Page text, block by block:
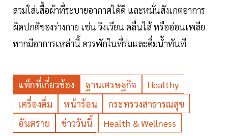
สวมใส่เสื้อผ้าที่ระบายอากาศได้ดี และหมั่นสังเกตอาการ
ผิดปกติของร่างกาย เช่น วิงเวียน คลื่นไส้ หรืออ่อนเพลีย
หากมีอาการเหล่านี้ ควรพักในที่ร่มและดื่มน้ำทันที
แท็กที่เกี่ยวข้อง ฐานเศรษฐกิจ
Healthy
เครื่องดื่ม
หน้าร้อน
กระทรวงสาธารณสุข
อันตราย
ข่าววันนี้
Health & Wellness